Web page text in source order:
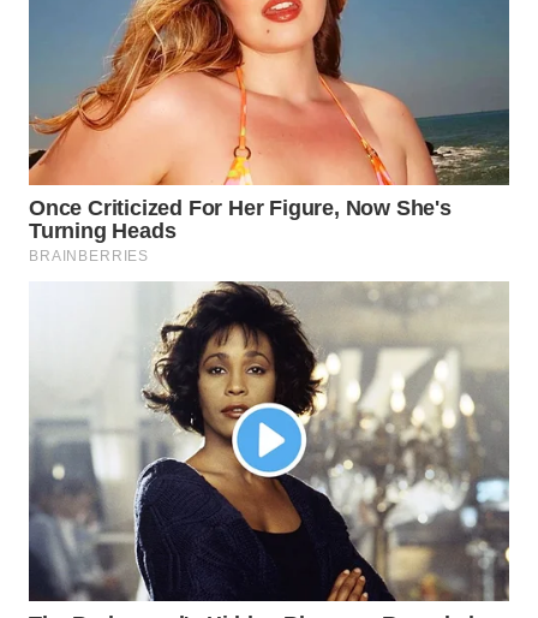
PAKPAK
KARAWANG
WN
WN
DEPOK
WN
TAPANULI
UTARA